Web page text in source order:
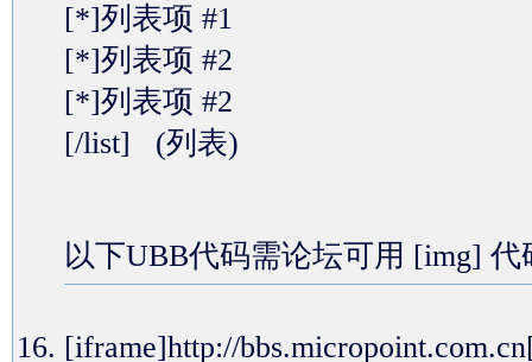
[*]列表项 #1
[*]列表项 #2
[*]列表项 #2
[/list] (列表)
以下UBB代码需论坛可用 [img] 代
[iframe]http://